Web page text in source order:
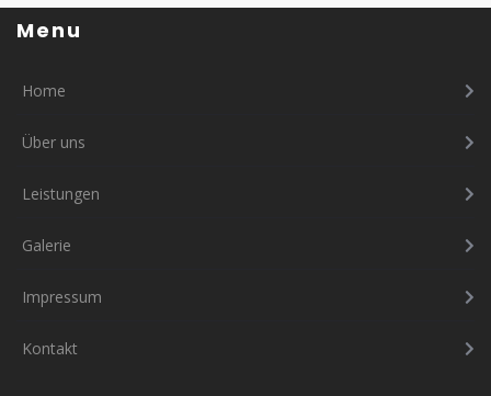
Menu
Home
Über uns
Leistungen
Galerie
Impressum
Kontakt